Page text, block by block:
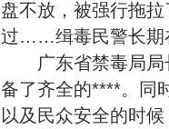
盘不放，被强行拖
过……缉毒民警长期
广东省禁毒局局
备了齐全的****。同
以及民众安全的时